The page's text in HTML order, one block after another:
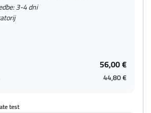
3-4 dni
56,00 €
44,80 €
test